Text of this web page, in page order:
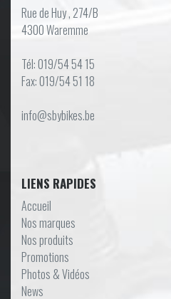
Rue de Huy , 274/B
4300 Waremme
Tél: 019/54 54 15
Fax: 019/54 51 18
info@sbybikes.be
LIENS RAPIDES
Accueil
Nos marques
Nos produits
Promotions
Photos & Vidéos
News